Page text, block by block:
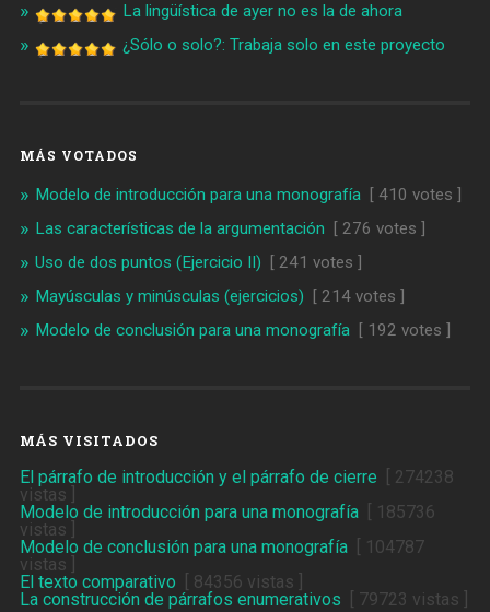
La lingüística de ayer no es la de ahora
¿Sólo o solo?: Trabaja solo en este proyecto
MÁS VOTADOS
Modelo de introducción para una monografía[ 410 votes ]
Las características de la argumentación [ 276 votes ]
Uso de dos puntos (Ejercicio II) [ 241 votes ]
Mayúsculas y minúsculas (ejercicios) [ 214 votes ]
Modelo de conclusión para una monografía[ 192 votes ]
MÁS VISITADOS
El párrafo de introducción y el párrafo de cierre [ 274238
vistas ]
Modelo de introducción para una monografía[ 185736
vistas ]
Modelo de conclusión para una monografía[ 104787
vistas ]
El texto comparativo [ 84356 vistas ]
La construcción de párrafos enumerativos [ 79723 vistas ]